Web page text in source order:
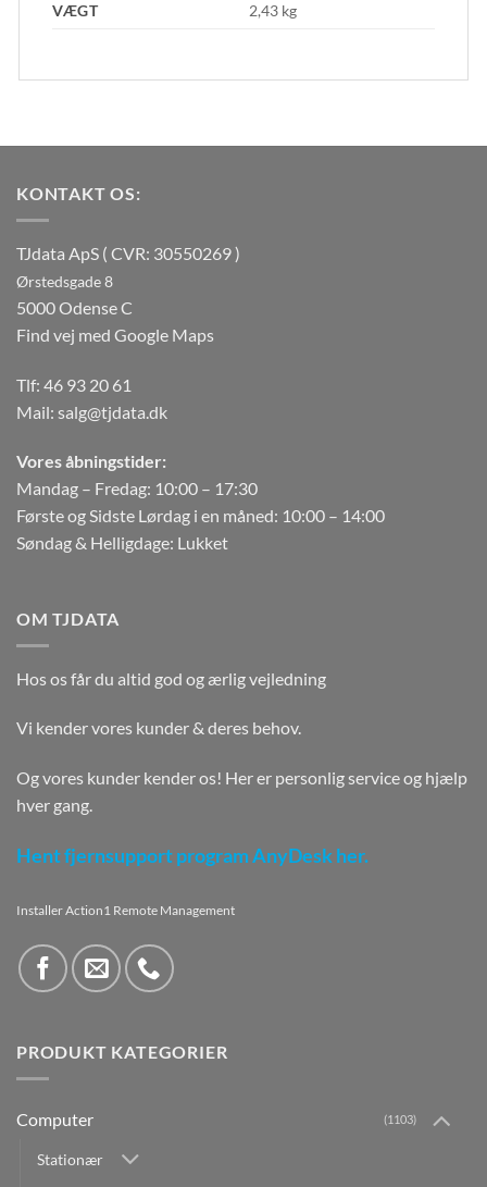
VÆGT 2,43 kg
KONTAKT OS:
TJdata ApS ( CVR: 30550269 )
Ørstedsgade 8
5000 Odense C
Find vej med Google Maps
Tlf: 46 93 20 61
Mail: salg@tjdata.dk
Vores åbningstider:
Mandag – Fredag: 10:00 – 17:30
Første og Sidste Lørdag i en måned: 10:00 – 14:00
Søndag & Helligdage: Lukket
OM TJDATA
Hos os får du altid god og ærlig vejledning
Vi kender vores kunder & deres behov.
Og vores kunder kender os! Her er personlig service og hjælp
hver gang.
Hent fjernsupport program AnyDesk her.
Installer Action1 Remote Management
PRODUKT KATEGORIER
Computer (1103)
Stationær